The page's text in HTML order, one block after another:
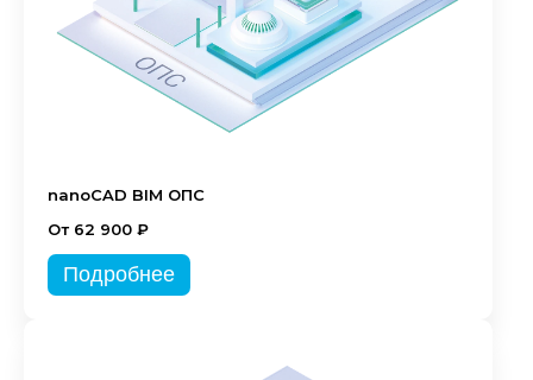
nanoCAD BIM ОПС
От 62 900 ₽
Подробнее